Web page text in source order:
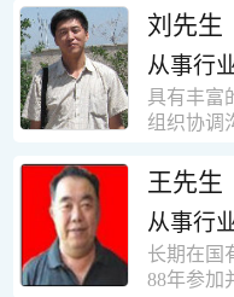
方。1987
第二建筑
建设项
裙楼一栋
栋16000
术负责人
有圆形连
米，砖混
结构长
年调入新
识，能够
人员结构
司管理经
能力。 ?
责任心、
力的职
员、理事
药学会高
丙戊酸镁
利人。
刘先生
从事行
具有丰富
组织协调
闭路电视
一卡通系
统、远程
有较强的
富的设备
王先生
从事行
长期在国
88年参加